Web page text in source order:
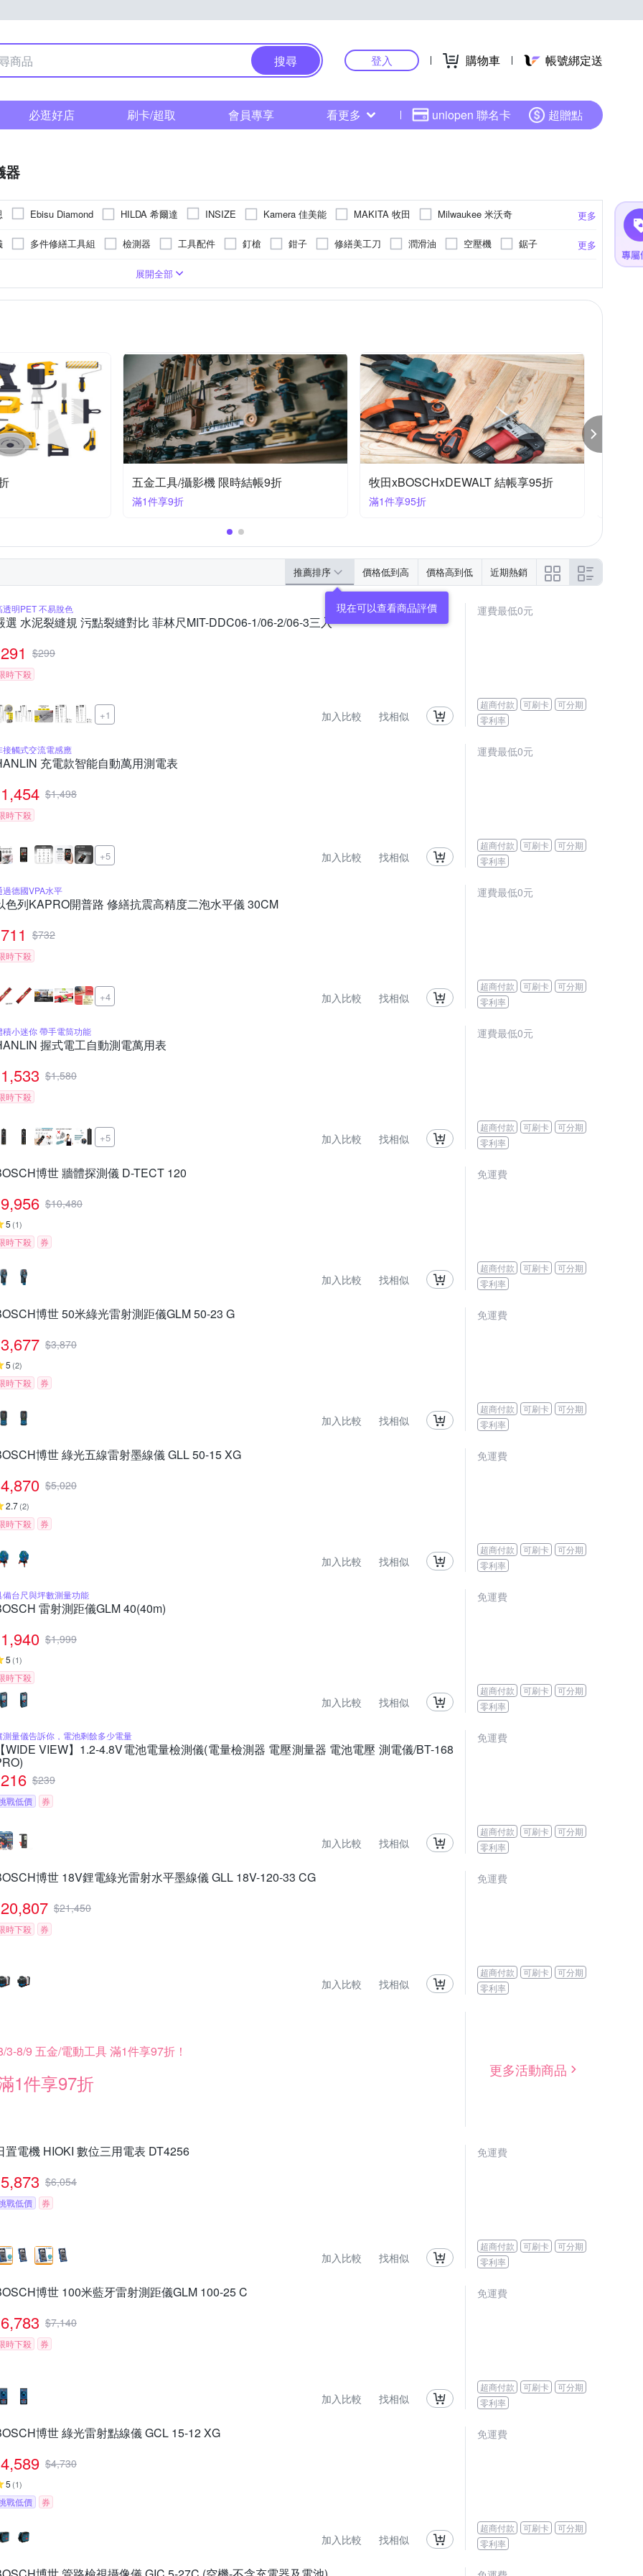
搜尋 登入 購物車 帳號綁定送
必逛好店 刷卡/超取 會員專享 看更多 uniopen 聯名卡 超贈點
器
更多
Ebisu Diamond HILDA 希爾達 INSIZE Kamera 佳美能 MAKITA 牧田
Milwaukee 米沃奇
寶工
WIDE VIEW 其他品牌 更多
多件修繕工具組 檢測器 工具配件 釘槍 鉗子 修繕美工刀 潤滑油 空壓機 鋸子
展開全部
帳9折 牧田xBOSCHxDEWALT 結帳享95折
滿1件享95折
BOSCH 德藝之作 指定品79折
滿99大優惠
推薦排序 價格低到高 價格高到低 近期熱銷
透明PET 不易脫色
選 水泥裂縫規 污點裂縫對比 菲林尺MIT-DDC06-1/06-2/06-3三入
291 $299
時下殺
+1 加入比較 找相似
運費最低0元
超商付款 可刷卡
可分期
零利率
接觸式交流電感應
充電款智能自動萬用測電表
1,454 $1,498
時下殺
+5 加入比較 找相似
運費最低0元
超商付款 可刷卡
可分期
零利率
過德國VPA水平
色列KAPRO開普路 修繕抗震高精度二泡水平儀 30CM
711 $732
時下殺
+4 加入比較 找相似
運費最低0元
超商付款 可刷卡
可分期
零利率
積小迷你 帶手電筒功能
握式電工自動測電萬用表
1,533 $1,580
時下殺
+5 加入比較 找相似
運費最低0元
超商付款 可刷卡
可分期
零利率
博世 牆體探測儀 D-TECT 120
9,956 $10,480
5 (1)
時下殺 券
加入比較 找相似
免運費
超商付款 可刷卡
可分期
零利率
博世 50米綠光雷射測距儀GLM 50-23 G
3,677 $3,870
5 (2)
時下殺 券
加入比較 找相似
免運費
超商付款 可刷卡
可分期
零利率
博世 綠光五線雷射墨線儀 GLL 50-15 XG
4,870 $5,020
2.7(2)
時下殺 券
加入比較 找相似
免運費
超商付款 可刷卡
可分期
零利率
備台尺與坪數測量功能
雷射測距儀GLM 40(40m)
1,940 $1,999
5 (1)
時下殺
加入比較 找相似
免運費
超商付款 可刷卡
可分期
零利率
測量儀告訴你，電池剩餘多少電量
WIDE VIEW】1.2-4.8V電池電量檢測儀(電量檢測器 電壓測量器 電池電壓 測電儀/BT-168
216 $239
戰低價 券
加入比較 找相似
免運費
超商付款 可刷卡
可分期
零利率
博世 18V鋰電綠光雷射水平墨線儀 GLL 18V-120-33 CG
20,807 $21,450
時下殺 券
加入比較 找相似
免運費
超商付款 可刷卡
可分期
零利率
3-8/9 五金/電動工具 滿1件享97折！
1件享97折
更多活動商品
置電機 HIOKI 數位三用電表 DT4256
5,873 $6,054
戰低價 券
加入比較 找相似
免運費
超商付款 可刷卡
可分期
零利率
博世 100米藍牙雷射測距儀GLM 100-25 C
6,783 $7,140
時下殺 券
加入比較 找相似
免運費
超商付款 可刷卡
可分期
零利率
博世 綠光雷射點線儀 GCL 15-12 XG
4,589 $4,730
5 (1)
戰低價 券
加入比較 找相似
免運費
超商付款 可刷卡
可分期
零利率